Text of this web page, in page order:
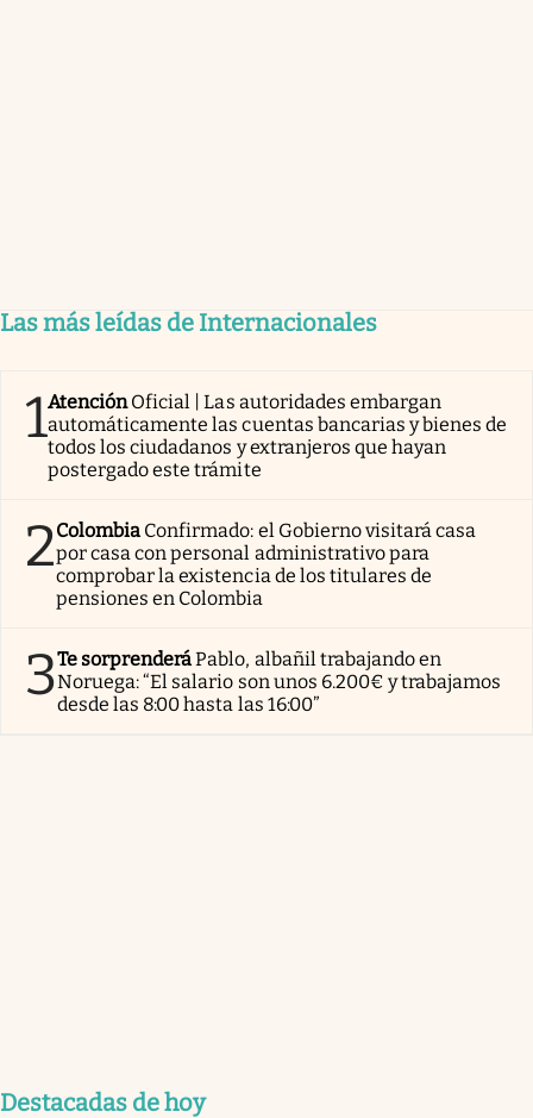
Las más leídas de Internacionales
1AtenciónOficial | Las autoridades embargan
automáticamente las cuentas bancarias y bienes de
todos los ciudadanos y extranjeros que hayan
postergado este trámite
2Colombia Confirmado: el Gobierno visitará casa
por casa con personal administrativo para
comprobar la existencia de los titulares de
pensiones en Colombia
3Te sorprenderáPablo, albañil trabajando en
Noruega: “El salario son unos 6.200€ y trabajamos
desde las 8:00 hasta las 16:00”
Destacadas de hoy